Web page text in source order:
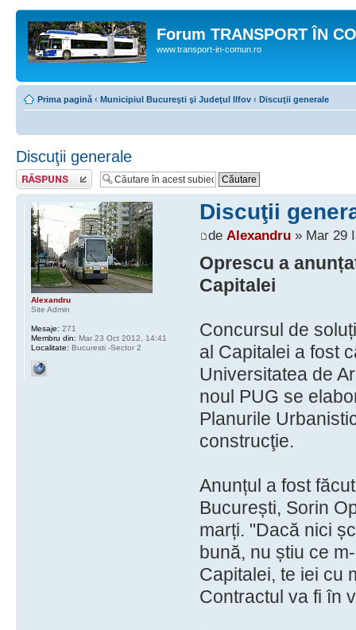
Forum TRANSPORT ÎN
www.transport-in-comun.ro
Prima pagină ‹ Municipiul Bucureşti şi Judeţul Ilfov ‹ Discuţii generale
Discuţii generale
Răspunde
Discuţii
de Alexandru» Mar 29
Oprescu a
Capitalei
Concursul de
al Capitalei a fost
Universitatea de
noul PUG se
Planurile
construcţie.
Anunțul a fost
București, Sorin
marți. "Dacă nici
bună, nu știu ce
Capitalei, te iei cu
Contractul va fi în
Alexandru
Site Admin
Mesaje: 271
Membru din: Mar 23 Oct 2012, 14:41
Localitate: Bucuresti -Sector 2